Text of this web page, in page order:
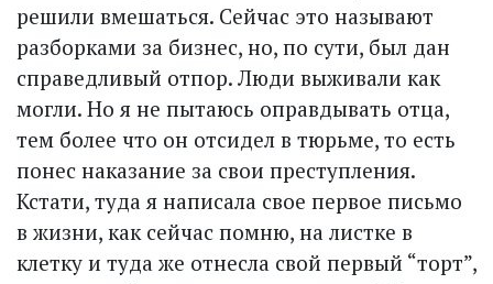
решили вмешаться. Сейчас это называют
разборками за бизнес, но, по сути, был дан
справедливый отпор. Люди выживали как
могли. Но я не пытаюсь оправдывать отца,
тем более что он отсидел в тюрьме, то есть
понес наказание за свои преступления.
Кстати, туда я написала свое первое письмо
в жизни, как сейчас помню, на листке в
клетку и туда же отнесла свой первый “торт”,